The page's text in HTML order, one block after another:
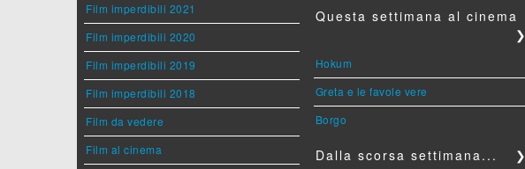
Film imperdibili 2021
Film imperdibili 2020
Film imperdibili 2019
Film imperdibili 2018
Film da vedere
Film al cinema
Questa settimana al cinema
❯
Hokum
Greta e le favole vere
Borgo
Dalla scorsa settimana... ❯